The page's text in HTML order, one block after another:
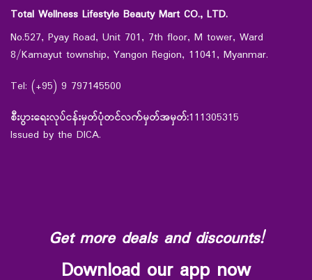
Total Wellness Lifestyle Beauty Mart CO., LTD.
No.527, Pyay Road, Unit 701, 7th floor, M tower, Ward
8/Kamayut township, Yangon Region, 11041, Myanmar.
Tel: (+95) 9 797145500
စီးပွားရေးလုပ်ငန်းမှတ်ပုံတင်လက်မှတ်အမှတ်:111305315
Issued by the DICA.
Get more deals and discounts!
Download our app now